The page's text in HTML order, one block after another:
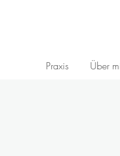
Praxis Über